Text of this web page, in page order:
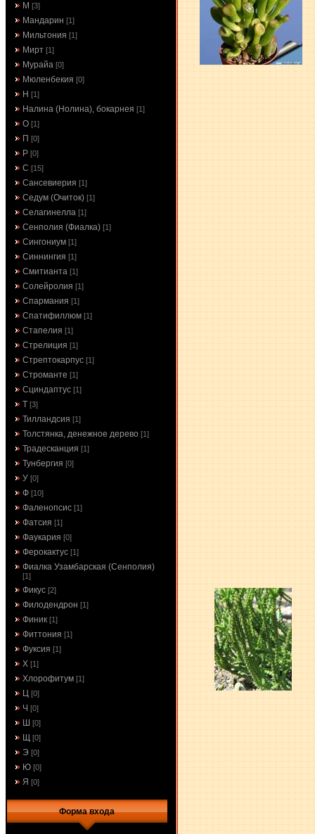
М [3]
Мандарин [1]
Мильтония [1]
Мирт [1]
Мурайа [0]
Мюленбекия [0]
Н [1]
Налина (Нолина), бокарнея [1]
О [1]
П [0]
Р [0]
С [15]
Сансевиерия [1]
Седум (Очиток) [1]
Селагинелла [1]
Сенполия (Фиалка) [1]
Сингониум [1]
Синнингия [1]
Смитианта [1]
Солейролия [1]
Спармания [1]
Спатифиллюм [1]
Стапелия [1]
Стрелиция [1]
Стрептокарпус [1]
Строманте [1]
Сциндаптус [1]
Т [3]
Тилландсия [1]
Толстянка, денежное дерево [1]
Традесканция [1]
Тунбергия [0]
У [0]
Ф [10]
Фаленопсис [1]
Фатсия [1]
Фаукария [0]
Ферокактус [1]
Фиалка Узамбарская (Сенполия)
[1]
Фикус [2]
Филодендрон [1]
Финик [1]
Фиттония [1]
Фуксия [1]
Х [1]
Хлорофитум [1]
Ц [0]
Ч [0]
Ш [0]
Щ [0]
Э [0]
Ю [0]
Я [0]
Форма входа